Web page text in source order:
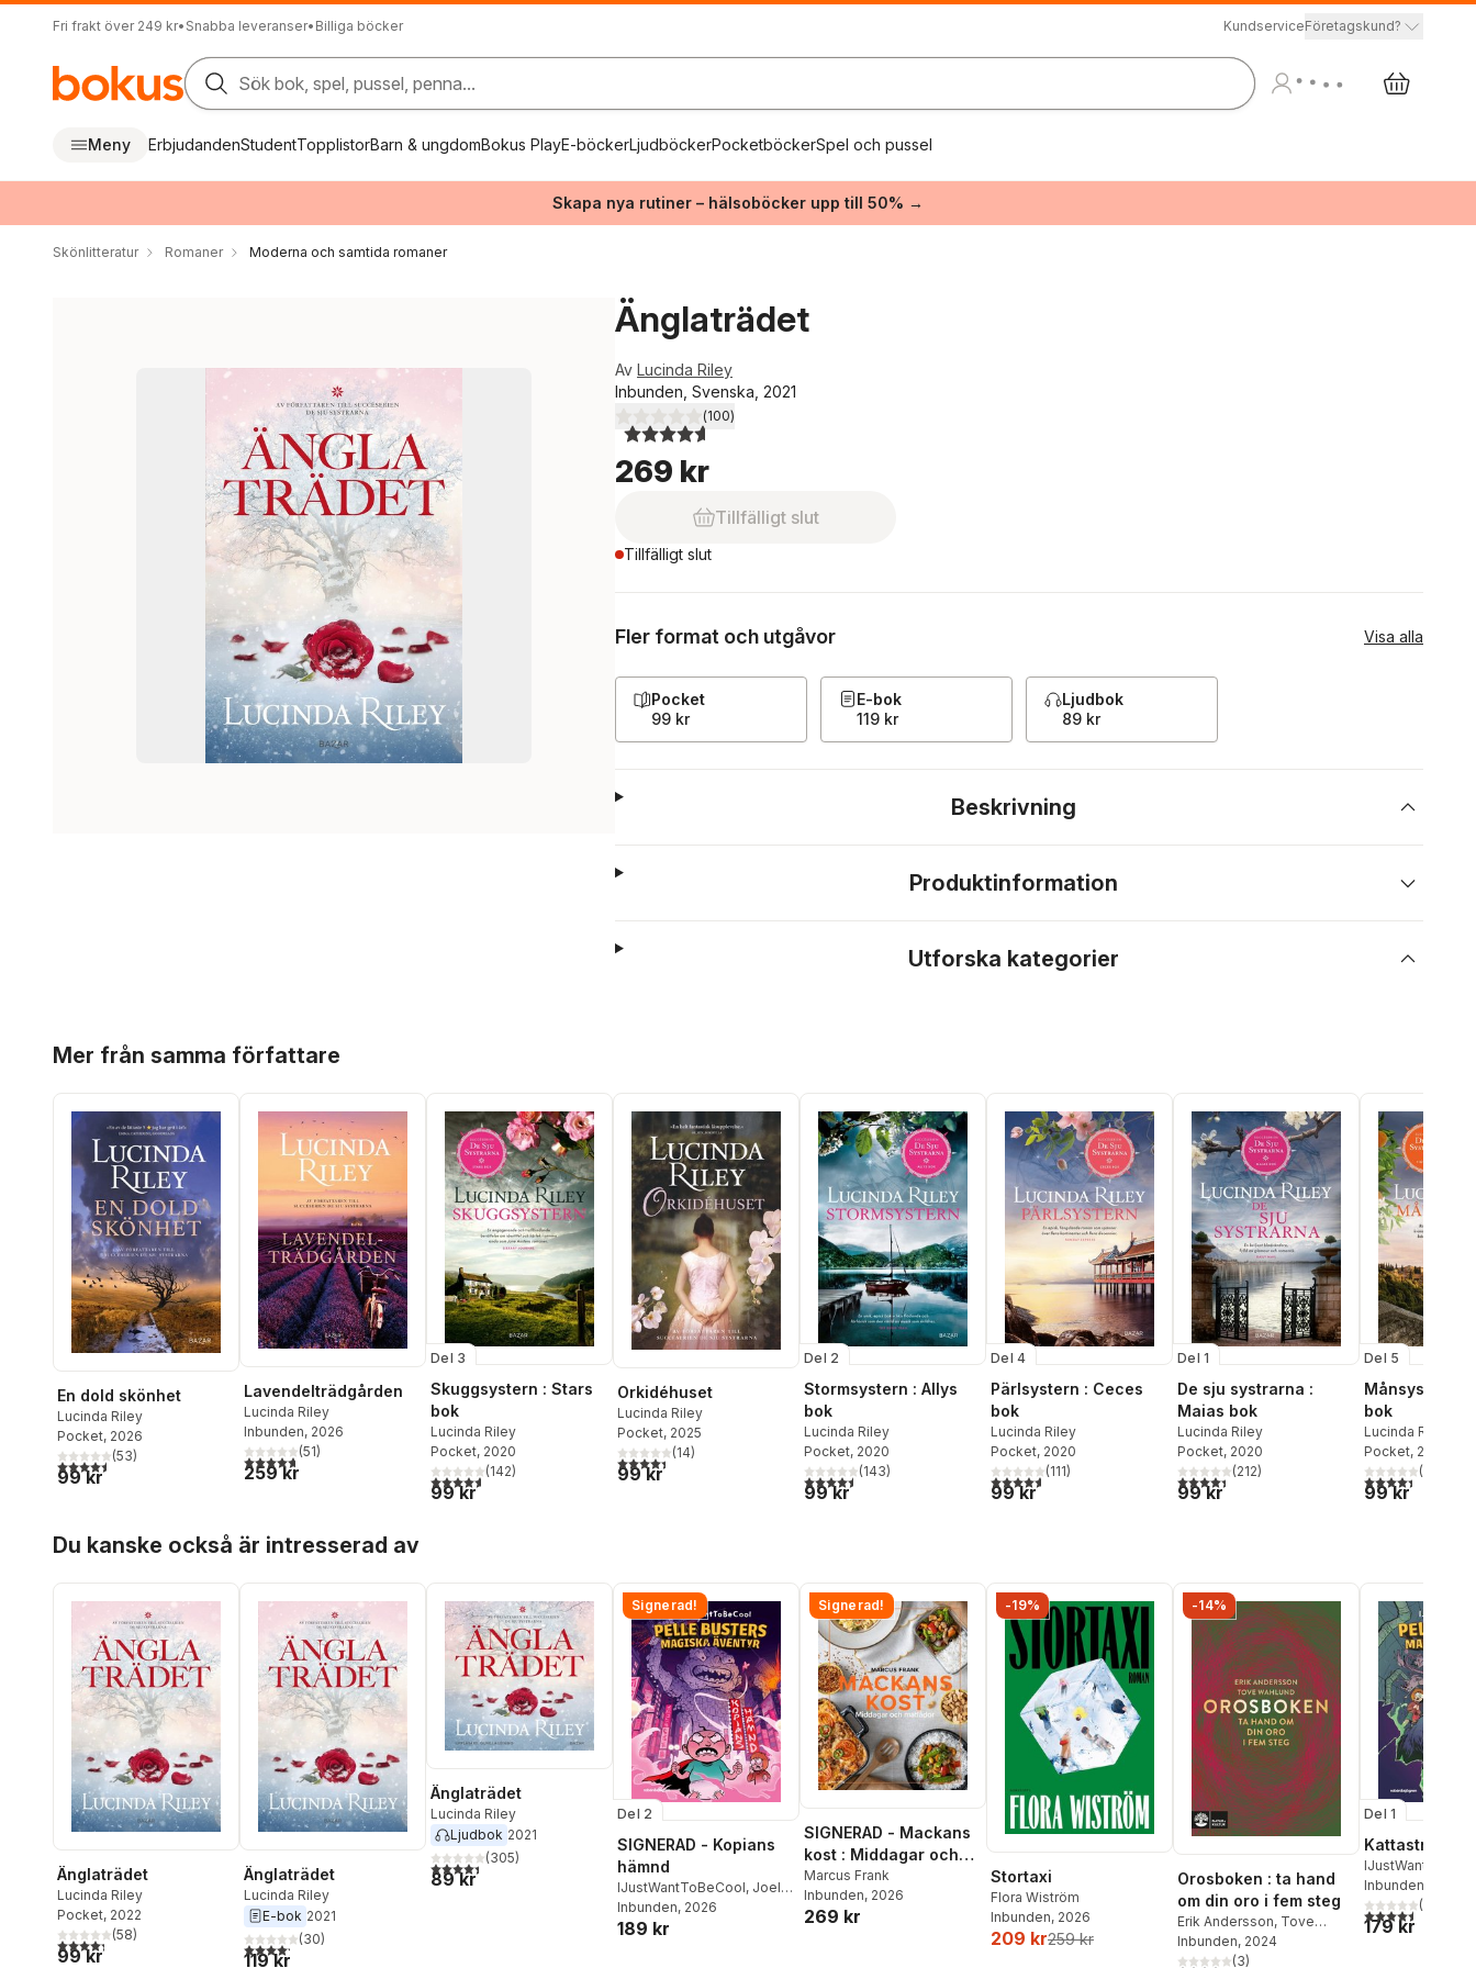
Fri frakt över 249 kr• Snabba leveranser• Billiga böcker KundserviceFöretagskund?
Sök bok, spel, pussel, penna...
Meny ErbjudandenStudentTopplistorBarn & ungdomBokus PlayE-böckerLjudböckerPocketböckerSpel och pussel
Skapa nya rutiner – hälsoböcker upp till 50% →
Skönlitteratur Romaner Moderna och samtida romaner
Änglaträdet
Av Lucinda Riley
Inbunden, Svenska, 2021
4,6utav 5 stjärnor. Totalt antal röster:
(100)
269 kr
Tillfälligt slut
Tillfälligt slut
Fler format och utgåvor Visa alla
Pocket
99 kr
E-bok
119 kr
Ljudbok
89 kr
Beskrivning
Produktinformation
Utforska kategorier
Mer från samma författare
En dold skönhet
Lucinda Riley
Pocket, 2026
4,5utav 5 stjärnor. Totalt antal röster:
(53)
99 kr
Lavendelträdgården
Lucinda Riley
Inbunden, 2026
4,7utav 5 stjärnor. Totalt antal röster:
(51)
259 kr
Del 3
Skuggsystern : Stars
bok
Lucinda Riley
Pocket, 2020
4,6utav 5 stjärnor. Totalt antal röster:
(142)
99 kr
Orkidéhuset
Lucinda Riley
Pocket, 2025
4,4utav 5 stjärnor. Totalt antal röster:
(14)
99 kr
Del 2
Stormsystern : Allys
bok
Lucinda Riley
Pocket, 2020
4,5utav 5 stjärnor. Totalt antal röster:
(143)
99 kr
Del 4
Pärlsystern : Ceces
bok
Lucinda Riley
Pocket, 2020
4,6utav 5 stjärnor. Totalt antal röster:
(111)
99 kr
Del 1
De sju systrarna :
Maias bok
Lucinda Riley
Pocket, 2020
4,4utav 5 stjärnor. Totalt antal röster:
(212)
99 kr
Del 5
Månsystern :
bok
Lucinda Riley
Pocket, 2021
4,4utav 5(
99 kr
Du kanske också är intresserad av
Änglaträdet
Lucinda Riley
Pocket, 2022
4,3utav 5 stjärnor. Totalt antal röster:
(58)
99 kr
Änglaträdet
Lucinda Riley
E-bok 2021
4,2utav 5 stjärnor. Totalt antal röster:
(30)
119 kr
Änglaträdet
Lucinda Riley
Ljudbok 2021
4,4utav 5 stjärnor. Totalt antal röster:
(305)
89 kr
Signerad!
Del 2
SIGNERAD - Kopians
hämnd
IJustWantToBeCool, Joel
Adolphson,Emil Ejdemo
Beer ,Victor Beer
Inbunden, 2026
189 kr
Signerad!
SIGNERAD - Mackans
kost : Middagar och
matlådor
Marcus Frank
Inbunden, 2026
269 kr
-19%
Stortaxi
Flora Wiström
Inbunden, 2026
209 kr259 kr
-14%
Orosboken : ta hand
om din oro i fem steg
Erik Andersson, Tove
Wahlund
Inbunden, 2024
(3)
Del 1
Kattastrofen
Adolphson
Beer,Victor Beer
Inbunden
4,5utav 5(
179 kr